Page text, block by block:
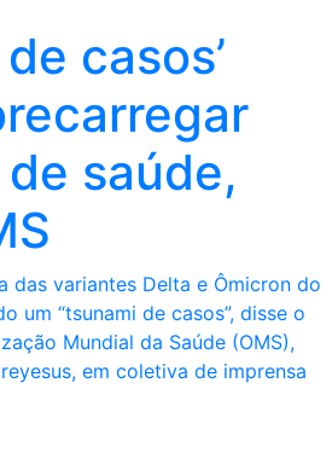
casos’
saúde,
das variantes Delta e Ômicron do
um “tsunami de casos”, disse o
Mundial da Saúde (OMS),
em coletiva de imprensa